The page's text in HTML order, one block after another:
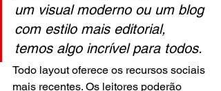
um visual moderno ou um blog
com estilo mais editorial,
temos algo incrível para todos.
Todo layout oferece os recursos sociais
mais recentes. Os leitores poderão